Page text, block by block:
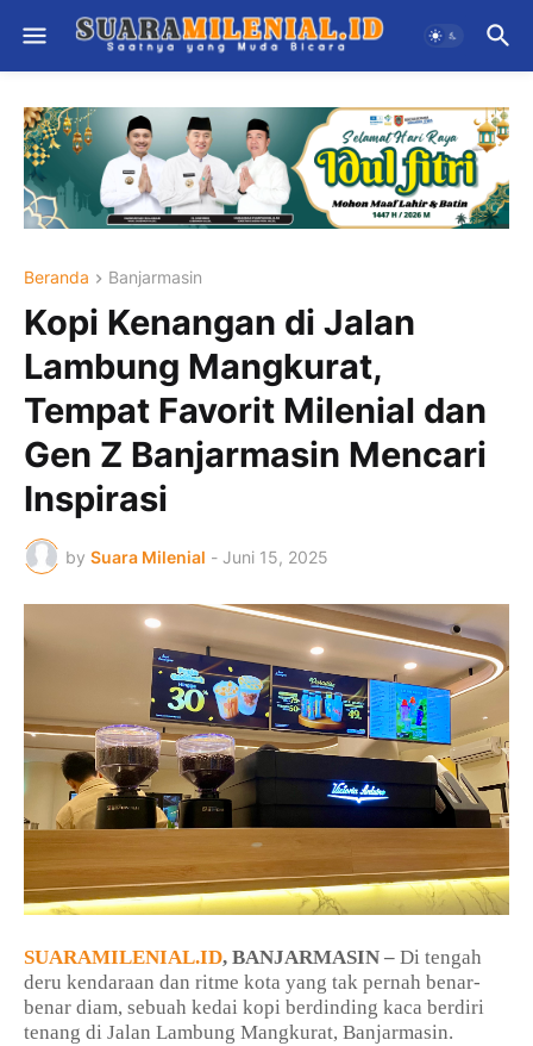
Beranda Banjarmasin
Kopi Kenangan di Jalan
Lambung Mangkurat,
Tempat Favorit Milenial dan
Gen Z Banjarmasin Mencari
Inspirasi
by Suara Milenial - Juni 15, 2025
SUARAMILENIAL.ID, BANJARMASIN – Di tengah
deru kendaraan dan ritme kota yang tak pernah benar-
benar diam, sebuah kedai kopi berdinding kaca berdiri
tenang di Jalan Lambung Mangkurat, Banjarmasin.